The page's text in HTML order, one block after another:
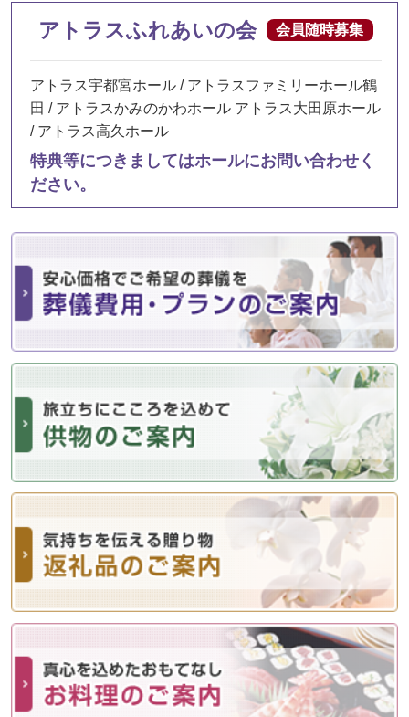
アトラスふれあいの会 会員随時募集
アトラス宇都宮ホール / アトラスファミリーホール鶴
田 / アトラスかみのかわホール アトラス大田原ホール
/ アトラス高久ホール
特典等につきましてはホールにお問い合わせく
ださい。